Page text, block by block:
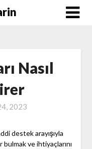
Nasıl
2023
destek arayışıyla
ve ihtiyaçlarını